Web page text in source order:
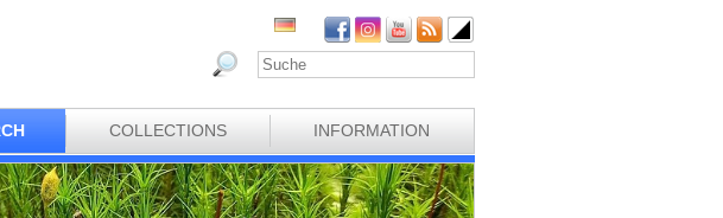
COLLECTIONS INFORMATION